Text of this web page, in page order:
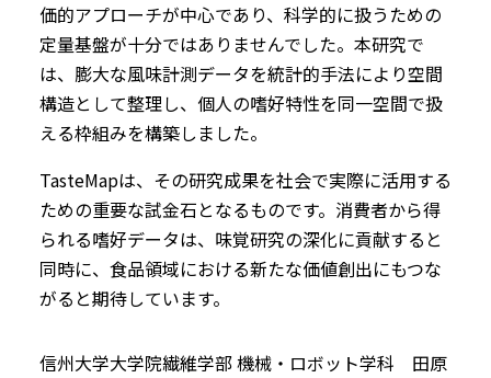
価的アプローチが中心であり、科学的に扱うための
定量基盤が十分ではありませんでした。本研究で
は、膨大な風味計測データを統計的手法により空間
構造として整理し、個人の嗜好特性を同一空間で扱
える枠組みを構築しました。
TasteMapは、その研究成果を社会で実際に活用する
ための重要な試金石となるものです。消費者から得
られる嗜好データは、味覚研究の深化に貢献すると
同時に、食品領域における新たな価値創出にもつな
がると期待しています。
信州大学大学院繊維学部 機械・ロボット学科 田原